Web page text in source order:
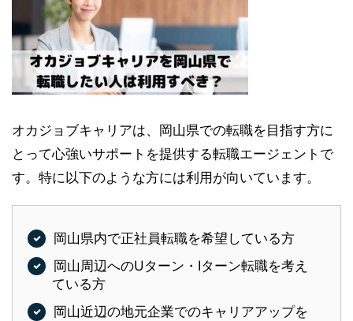
オカジョブキャリアは、岡山県での転職を目指す方に
とって心強いサポートを提供する転職エージェントで
す。特に以下のような方には利用が向いています。
岡山県内で正社員転職を希望している方
岡山周辺へのUターン・Iターン転職を考え
ている方
岡山近辺の地元企業でのキャリアアップを